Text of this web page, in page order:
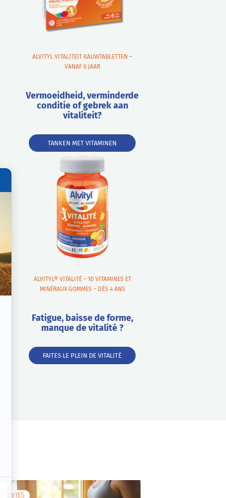
ALVITYL VITALITEIT KAUWTABLETTEN –
VANAF 6 JAAR
Vermoeidheid, verminderde
conditie of gebrek aan
vitaliteit?
TANKEN MET VITAMINEN
ALVITYL® VITALITÉ – 10 VITAMINES ET
MINÉRAUX GOMMES – DÈS 4 ANS
Fatigue, baisse de forme,
manque de vitalité ?
FAITES LE PLEIN DE VITALITÉ
ADVIES